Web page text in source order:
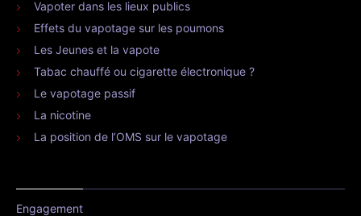
Vapoter dans les lieux publics
Effets du vapotage sur les poumons
Les Jeunes et la vapote
Tabac chauffé ou cigarette électronique ?
Le vapotage passif
La nicotine
La position de l’OMS sur le vapotage
Engagement